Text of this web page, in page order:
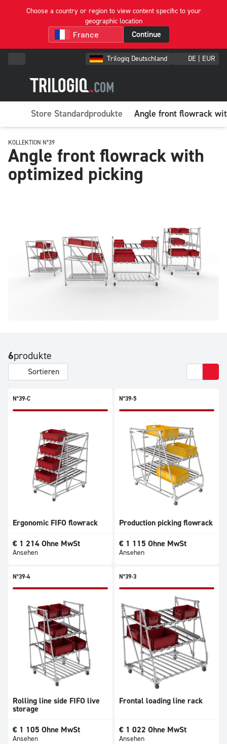
Choose a country or region to view content specific to your
geographic location
Continue
Trilogiq Deutschland DE | EUR
Store Standardprodukte Angle front flowrack
KOLLEKTION N°39
Angle front flowrack with
optimized picking
6produkte
Sortieren
N°39-C
Ergonomic FIFO flowrack
€ 1 214 Ohne MwSt
Ansehen
N°39-5
Production picking flowrack
€ 1 115 Ohne MwSt
Ansehen
N°39-4
Rolling line side FIFO live
storage
€ 1 105 Ohne MwSt
Ansehen
N°39-3
Frontal loading line rack
€ 1 022 Ohne MwSt
Ansehen